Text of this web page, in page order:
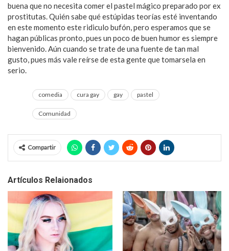
buena que no necesita comer el pastel mágico preparado por ex
prostitutas. Quién sabe qué estúpidas teorías esté inventando
en este momento este ridiculo bufón, pero esperamos que se
hagan públicas pronto, pues un poco de buen humor es siempre
bienvenido. Aún cuando se trate de una fuente de tan mal
gusto, pues más vale reírse de esta gente que tomarsela en
serio.
comedia cura gay gay pastel
Comunidad
Compartir
Artículos Relaionados